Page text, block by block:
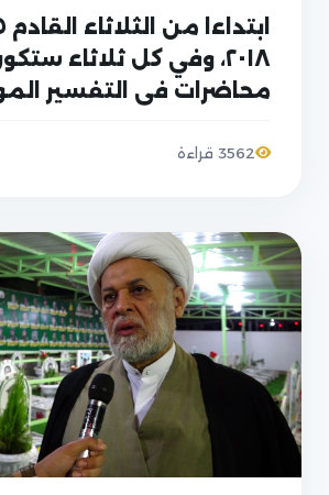
٢٠١٨، وفي كل ثلاثاء
محاضرات في التفسير
في جامع براثا
3562 قراءة